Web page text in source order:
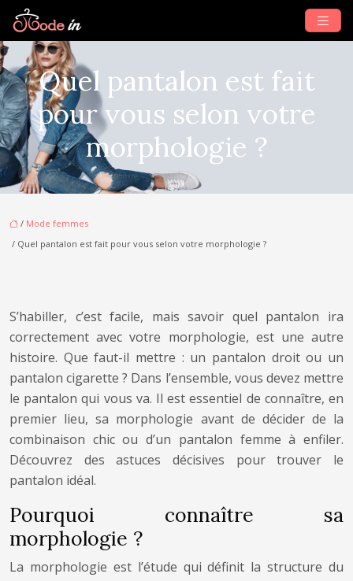
Quel pantalon est fait
pour vous selon votre
morphologie ?
/ Mode femmes
/ Quel pantalon est fait pour vous selon votre morphologie ?
S’habiller, c’est facile, mais savoir quel pantalon ira
correctement avec votre morphologie, est une autre
histoire. Que faut-il mettre : un pantalon droit ou un
pantalon cigarette ? Dans l’ensemble, vous devez mettre
le pantalon qui vous va. Il est essentiel de connaître, en
premier lieu, sa morphologie avant de décider de la
combinaison chic ou d’un pantalon femme à enfiler.
Découvrez des astuces décisives pour trouver le
pantalon idéal.
Pourquoi connaître sa
morphologie ?
La morphologie est l’étude qui définit la structure du